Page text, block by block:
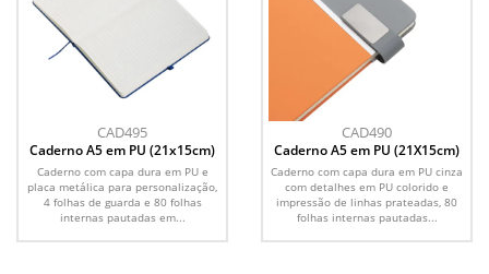
CAD495
Caderno A5 em PU (21x15cm)
Caderno com capa dura em PU e
placa metálica para personalização,
4 folhas de guarda e 80 folhas
internas pautadas em...
CAD490
Caderno A5 em PU (21X15cm)
Caderno com capa dura em PU cinza
com detalhes em PU colorido e
impressão de linhas prateadas, 80
folhas internas pautadas...